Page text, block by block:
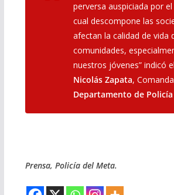
perversa auspiciada por
cual descompone las
afectan la calidad de vida
comunidades,
nuestros jóvenes” indicó el
Nicolás Zapata,
Departamento de
Prensa, Policía del Meta.